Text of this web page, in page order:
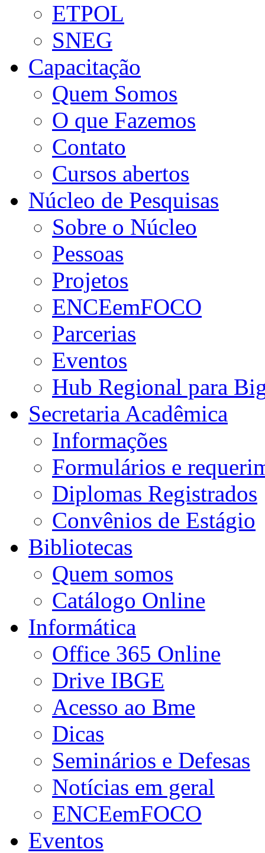
ETPOL
SNEG
Capacitação
Quem Somos
O que Fazemos
Contato
Cursos abertos
Núcleo de Pesquisas
Sobre o Núcleo
Pessoas
Projetos
ENCEemFOCO
Parcerias
Eventos
Hub Regional para
Secretaria Acadêmica
Informações
Formulários e
Diplomas Registrados
Convênios de Estágio
Bibliotecas
Quem somos
Catálogo Online
Informática
Office 365 Online
Drive IBGE
Acesso ao Bme
Dicas
Seminários e Defesas
Notícias em geral
ENCEemFOCO
Eventos